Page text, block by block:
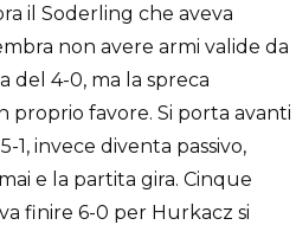
il Soderling che aveva
non avere armi valide da
del 4-0, ma la spreca
proprio favore. Si porta avanti
invece diventa passivo,
e la partita gira. Cinque
finire 6-0 per Hurkacz si